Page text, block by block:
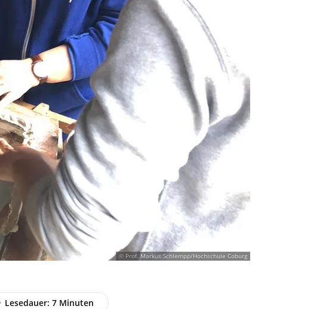
© Prof. Markus Schlempp/Hochschule Coburg
Lesedauer: 7 Minuten